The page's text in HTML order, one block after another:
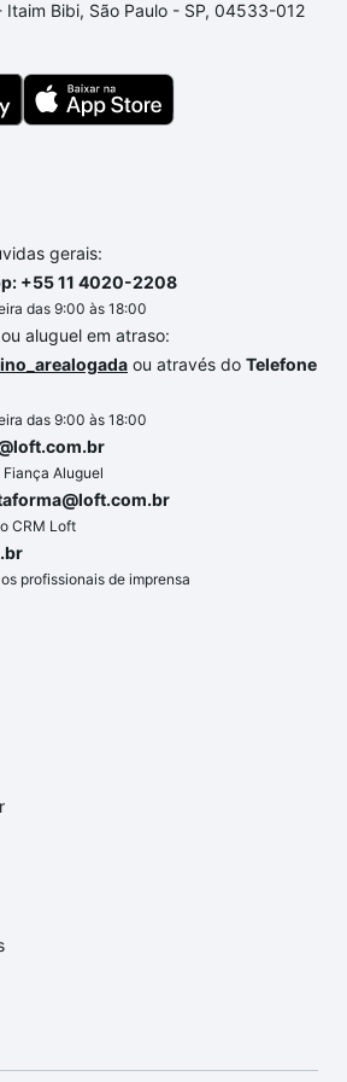
sonhos com segurança e
você até as chaves.
Itaim Bibi, São Paulo - SP, 04533-012
gerais:
+55 11 4020-2208
das 9:00 às 18:00
aluguel em atraso:
ou através do Telefone
das 9:00 às 18:00
Aluguel
CRM Loft
profissionais de imprensa